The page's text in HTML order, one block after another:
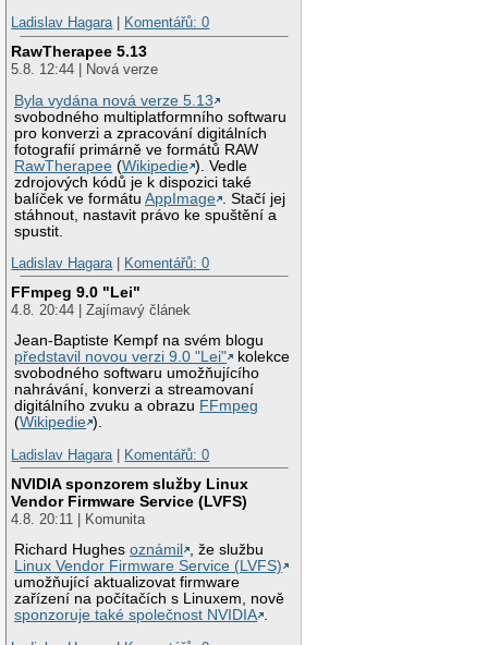
Ladislav Hagara| Komentářů: 0
RawTherapee 5.13
5.8. 12:44 | Nová verze
Byla vydána nová verze 5.13
svobodného multiplatformního softwaru
pro konverzi a zpracování digitálních
fotografií primárně ve formátů RAW
RawTherapee (Wikipedie ). Vedle
zdrojových kódů je k dispozici také
balíček ve formátuAppImage
. Stačí jej
stáhnout, nastavit právo ke spuštění a
spustit.
Ladislav Hagara| Komentářů: 0
FFmpeg 9.0 "Lei"
4.8. 20:44 | Zajímavý článek
Jean-Baptiste Kempf na svém blogu
představil novou verzi 9.0 "Lei"
kolekce
svobodného softwaru umožňujícího
nahrávání, konverzi a streamovaní
digitálního zvuku a obrazu FFmpeg
(Wikipedie ).
Ladislav Hagara| Komentářů: 0
NVIDIA sponzorem služby Linux
Vendor Firmware Service (LVFS)
4.8. 20:11 | Komunita
Richard Hughesoznámil
, že službu
Linux Vendor Firmware Service (LVFS)
umožňující aktualizovat firmware
zařízení na počítačích s Linuxem, nově
sponzoruje také společnost NVIDIA .